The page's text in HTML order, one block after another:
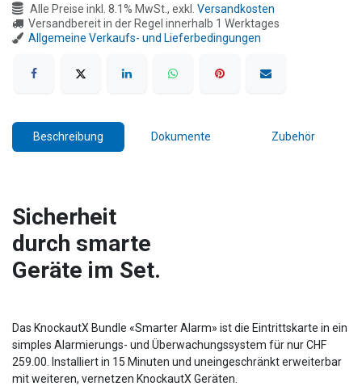
Alle Preise inkl. 8.1% MwSt., exkl. Versandkosten
Versandbereit in der Regel innerhalb 1 Werktages
Allgemeine Verkaufs- und Lieferbedingungen
Beschreibung Dokumente Zubehör
Sicherheit
durch smarte
Geräte im Set.
Das KnockautX Bundle «Smarter Alarm» ist die Eintrittskarte in ein
simples Alarmierungs- und Überwachungssystem für nur CHF
259.00. Installiert in 15 Minuten und uneingeschränkt erweiterbar
mit weiteren, vernetzen KnockautX Geräten.